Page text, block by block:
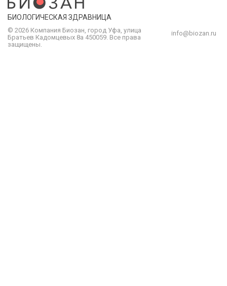
БИОЛОГИЧЕСКАЯ ЗДРАВНИЦА
© 2026 Компания Биозан, город Уфа, улица
Братьев Кадомцевых 8а 450059. Все права
защищены.
info@biozan.ru